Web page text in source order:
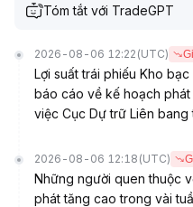
Tóm tắt với TradeGPT
2026-08-06 12:22 (UTC)
Lợi suất trái phiếu Kho
báo cáo về kế hoạch
việc Cục Dự trữ Liên bang
2026-08-06 12:18 (UTC)
Những người quen thuộc
phát tăng cao trong vài